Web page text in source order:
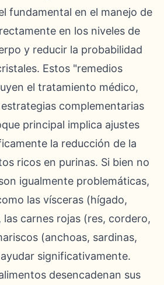
fundamental en el manejo de
en los niveles de
y reducir la probabilidad
Estos "remedios
el tratamiento médico,
complementarias
principal implica ajustes
la reducción de la
ricos en purinas. Si bien no
igualmente problemáticas,
las vísceras (hígado,
las carnes rojas (res, cordero,
(anchoas, sardinas,
significativamente.
desencadenan sus